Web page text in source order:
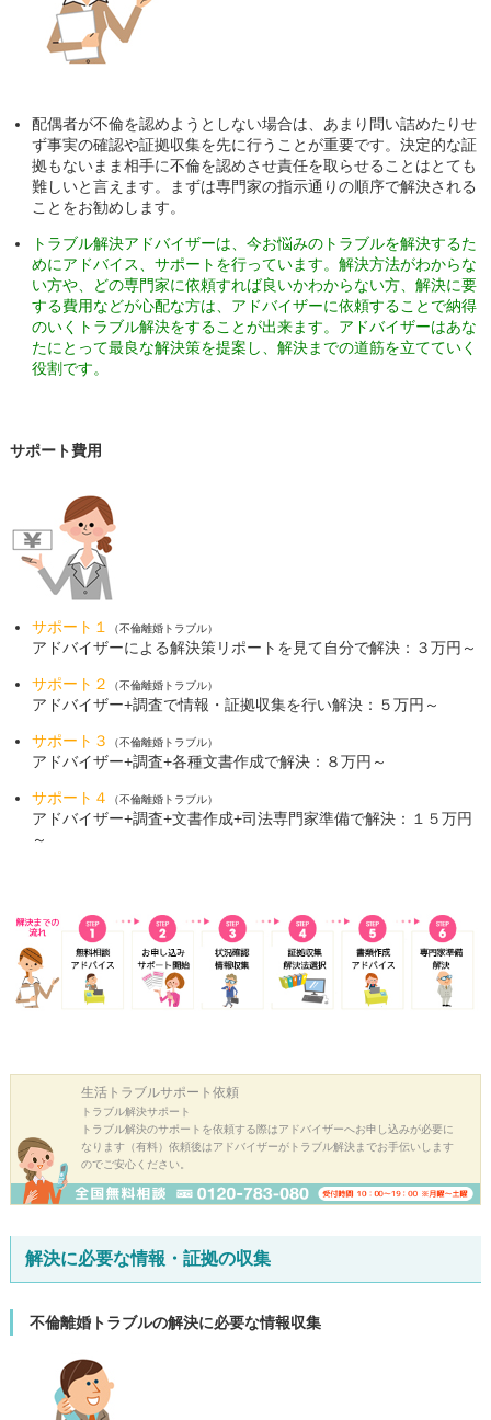
配偶者が不倫を認めようとしない場合は、あまり問い詰めたりせ
ず事実の確認や証拠収集を先に行うことが重要です。決定的な証
拠もないまま相手に不倫を認めさせ責任を取らせることはとても
難しいと言えます。まずは専門家の指示通りの順序で解決される
ことをお勧めします。
トラブル解決アドバイザーは、今お悩みのトラブルを解決するた
めにアドバイス、サポートを行っています。解決方法がわからな
い方や、どの専門家に依頼すれば良いかわからない方、解決に要
する費用などが心配な方は、アドバイザーに依頼することで納得
のいくトラブル解決をすることが出来ます。アドバイザーはあな
たにとって最良な解決策を提案し、解決までの道筋を立てていく
役割です。
サポート費用
サポート１ （不倫離婚トラブル）
アドバイザーによる解決策リポートを見て自分で解決：３万円～
サポート２ （不倫離婚トラブル）
アドバイザー+調査で情報・証拠収集を行い解決：５万円～
サポート３ （不倫離婚トラブル）
アドバイザー+調査+各種文書作成で解決：８万円～
サポート４ （不倫離婚トラブル）
アドバイザー+調査+文書作成+司法専門家準備で解決：１５万円
～
生活トラブルサポート依頼
トラブル解決サポート
トラブル解決のサポートを依頼する際はアドバイザーへお申し込みが必要に
なります（有料）依頼後はアドバイザーがトラブル解決までお手伝いします
のでご安心ください。
解決に必要な情報・証拠の収集
不倫離婚トラブルの解決に必要な情報収集